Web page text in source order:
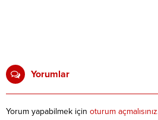
Yorumlar
Yorum yapabilmek için oturum açmalısınız